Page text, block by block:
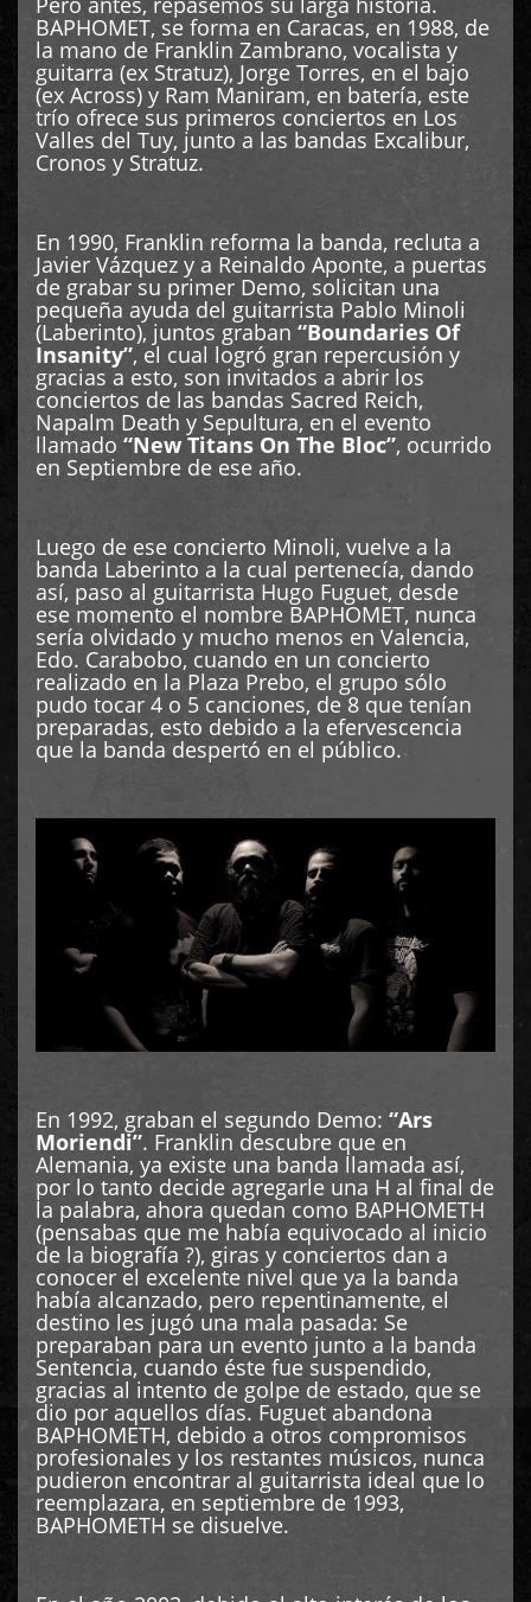
BAPHOMET, se forma en Caracas, en 1988, de
la mano de Franklin Zambrano, vocalista y
guitarra (ex Stratuz), Jorge Torres, en el bajo
(ex Across) y Ram Maniram, en batería, este
trío ofrece sus primeros conciertos en Los
Valles del Tuy, junto a las bandas Excalibur,
Cronos y Stratuz.
En 1990, Franklin reforma la banda, recluta a
Javier Vázquez y a Reinaldo Aponte, a puertas
de grabar su primer Demo, solicitan una
pequeña ayuda del guitarrista Pablo Minoli
(Laberinto), juntos graban “Boundaries Of
Insanity”, el cual logró gran repercusión y
gracias a esto, son invitados a abrir los
conciertos de las bandas Sacred Reich,
Napalm Death y Sepultura, en el evento
llamado “New Titans On The Bloc”, ocurrido
en Septiembre de ese año.
Luego de ese concierto Minoli, vuelve a la
banda Laberinto a la cual pertenecía, dando
así, paso al guitarrista Hugo Fuguet, desde
ese momento el nombre BAPHOMET, nunca
sería olvidado y mucho menos en Valencia,
Edo. Carabobo, cuando en un concierto
realizado en la Plaza Prebo, el grupo sólo
pudo tocar 4 o 5 canciones, de 8 que tenían
preparadas, esto debido a la efervescencia
que la banda despertó en el público.
En 1992, graban el segundo Demo: “Ars
Moriendi”. Franklin descubre que en
Alemania, ya existe una banda llamada así,
por lo tanto decide agregarle una H al final de
la palabra, ahora quedan como BAPHOMETH
(pensabas que me había equivocado al inicio
de la biografía ?), giras y conciertos dan a
conocer el excelente nivel que ya la banda
había alcanzado, pero repentinamente, el
destino les jugó una mala pasada: Se
preparaban para un evento junto a la banda
Sentencia, cuando éste fue suspendido,
gracias al intento de golpe de estado, que se
dio por aquellos días. Fuguet abandona
BAPHOMETH, debido a otros compromisos
profesionales y los restantes músicos, nunca
pudieron encontrar al guitarrista ideal que lo
reemplazara, en septiembre de 1993,
BAPHOMETH se disuelve.